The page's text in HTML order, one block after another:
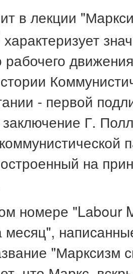
в лекции
характеризует
рабочего
- первой
Г.
на
номере "Labour
месяц",
"Марксизм